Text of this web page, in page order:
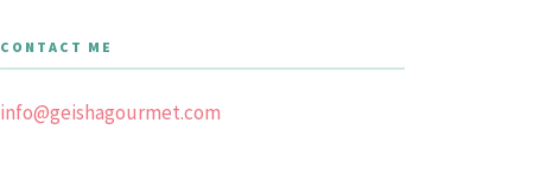
CONTACT ME
info@geishagourmet.com